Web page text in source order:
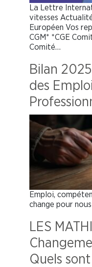
La Lettre
vitesses
Européen Vos
CGM* *CGE
Comité…
Bilan
des
Emploi,
change pour nous
LES
Quels